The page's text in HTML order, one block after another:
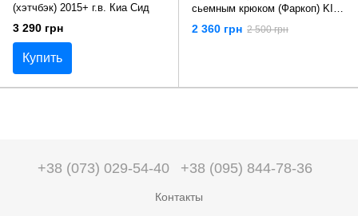
(хэтчбэк) 2015+ г.в. Киа Сид
3 290 грн
Купить
сьемным крюком (Фаркоп) KIA
CEED универсал 2018+ г.в. Киа
2 360 грн 2 500 грн
+38 (073) 029-54-40 +38 (095) 844-78-36
Контакты